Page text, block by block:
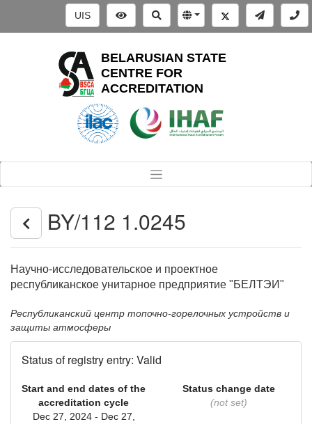
UIS
BELARUSIAN STATE
CENTRE FOR
ACCREDITATION
BY/112 1.0245
Научно-исследовательское и проектное
республиканское унитарное предприятие "БЕЛТЭИ"
Республиканский центр топочно-горелочных устройств и
защиты атмосферы
Status of registry entry: Valid
Start and end dates of the
accreditation cycle
Dec 27, 2024 - Dec 27,
Status change date
(not set)